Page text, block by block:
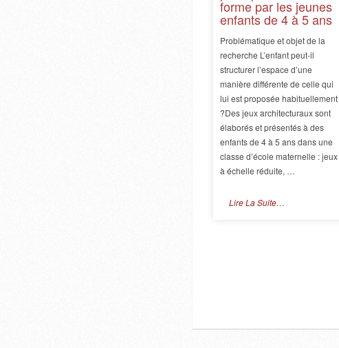
forme par les jeunes
enfants de 4 à 5 ans
Problématique et objet de la
recherche L’enfant peut-il
structurer l’espace d’une
manière différente de celle qui
lui est proposée habituellement
?Des jeux architecturaux sont
élaborés et présentés à des
enfants de 4 à 5 ans dans une
classe d’école maternelle : jeux
à échelle réduite, …
Lire La Suite…